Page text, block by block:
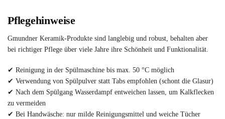
Pflegehinweise
Gmundner Keramik-Produkte sind langlebig und robust, behalten aber
bei richtiger Pflege über viele Jahre ihre Schönheit und Funktionalität.
✔ Reinigung in der Spülmaschine bis max. 50 °C möglich
✔ Verwendung von Spülpulver statt Tabs empfohlen (schont die Glasur)
✔ Nach dem Spülgang Wasserdampf entweichen lassen, um Kalkflecken
zu vermeiden
✔ Bei Handwäsche: nur milde Reinigungsmittel und weiche Tücher